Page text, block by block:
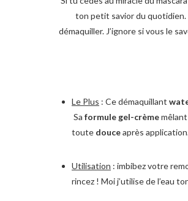
ton petit savior du quotidien.
démaquiller. J’ignore si vous le
Le Plus : Ce démaquillant
Sa formule gel-crème
toute douceaprès
Utilisation : imbibez votre
rincez ! Moi j’utilise de l’eau